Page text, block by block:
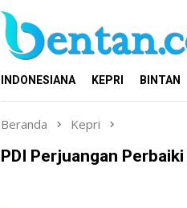
INDONESIANA KEPRI BINTAN
Beranda Kepri
PDI Perjuangan